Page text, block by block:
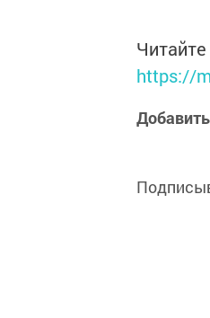
https://